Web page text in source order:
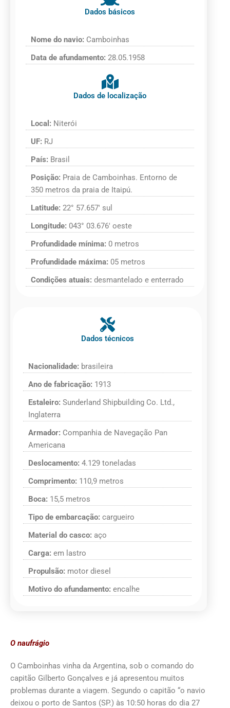
Dados básicos
Nome do navio: Camboinhas
Data de afundamento: 28.05.1958
Dados de localização
Local: Niterói
UF: RJ
País: Brasil
Posição: Praia de Camboinhas. Entorno de
350 metros da praia de Itaipú.
Latitude: 22° 57.657′ sul
Longitude: 043° 03.676′ oeste
Profundidade mínima: 0 metros
Profundidade máxima: 05 metros
Condições atuais: desmantelado e enterrado
Dados técnicos
Nacionalidade: brasileira
Ano de fabricação: 1913
Estaleiro: Sunderland Shipbuilding Co. Ltd.,
Inglaterra
Armador: Companhia de Navegação Pan
Americana
Deslocamento: 4.129 toneladas
Comprimento: 110,9 metros
Boca: 15,5 metros
Tipo de embarcação: cargueiro
Material do casco: aço
Carga: em lastro
Propulsão: motor diesel
Motivo do afundamento: encalhe
O naufrágio
O Camboinhas vinha da Argentina, sob o comando do
capitão Gilberto Gonçalves e já apresentou muitos
problemas durante a viagem. Segundo o capitão “o navio
deixou o porto de Santos (SP.) às 10:50 horas do dia 27